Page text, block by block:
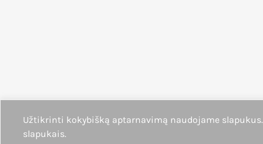
Užtikrinti kokybišką aptarnavimą naudojame
slapukais.